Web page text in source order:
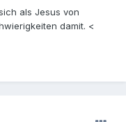
als Jesus von
damit. <